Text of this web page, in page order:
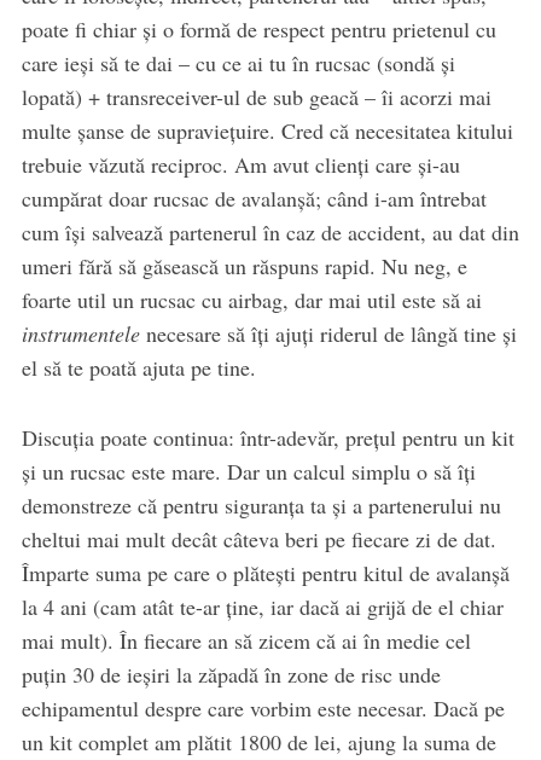
poate fi chiar și o formă de respect pentru prietenul cu
care ieși să te dai – cu ce ai tu în rucsac (sondă și
lopată) + transreceiver-ul de sub geacă – îi acorzi mai
multe șanse de supraviețuire. Cred că necesitatea kitului
trebuie văzută reciproc. Am avut clienți care și-au
cumpărat doar rucsac de avalanșă; când i-am întrebat
cum își salvează partenerul în caz de accident, au dat din
umeri fără să găsească un răspuns rapid. Nu neg, e
foarte util un rucsac cu airbag, dar mai util este să ai
instrumentele necesare să îți ajuți riderul de lângă tine și
el să te poată ajuta pe tine.
Discuția poate continua: într-adevăr, prețul pentru un kit
și un rucsac este mare. Dar un calcul simplu o să îți
demonstreze că pentru siguranța ta și a partenerului nu
cheltui mai mult decât câteva beri pe fiecare zi de dat.
Împarte suma pe care o plătești pentru kitul de avalanșă
la 4 ani (cam atât te-ar ține, iar dacă ai grijă de el chiar
mai mult). În fiecare an să zicem că ai în medie cel
puțin 30 de ieșiri la zăpadă în zone de risc unde
echipamentul despre care vorbim este necesar. Dacă pe
un kit complet am plătit 1800 de lei, ajung la suma de